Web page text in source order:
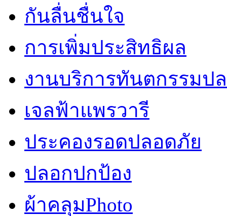
กันลื่นชื่นใจ
การเพิ่มประสิทธิผล
งานบริการทันตกรรมป
เจลฟ้าแพรวารี
ประคองรอดปลอดภัย
ปลอกปกป้อง
ผ้าคลุมPhoto